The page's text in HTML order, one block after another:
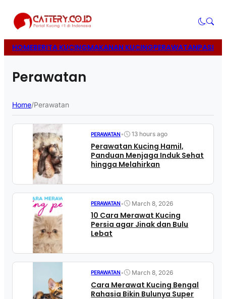
HOMEBERITA KUCINGMAKANAN KUCINGPERAWATANPASIR
Perawatan
Home/Perawatan
PERAWATAN• 13 hours ago
Perawatan Kucing Hamil,
Panduan Menjaga Induk Sehat
hingga Melahirkan
PERAWATAN• March 8, 2026
10 Cara Merawat Kucing
Persia agar Jinak dan Bulu
Lebat
PERAWATAN• March 8, 2026
Cara Merawat Kucing Bengal
Rahasia Bikin Bulunya Super